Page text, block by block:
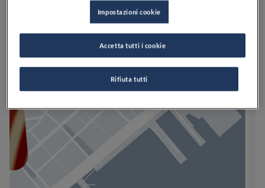
Impostazioni cookie
Rifiuta tutti
Accetta tutti i cookie